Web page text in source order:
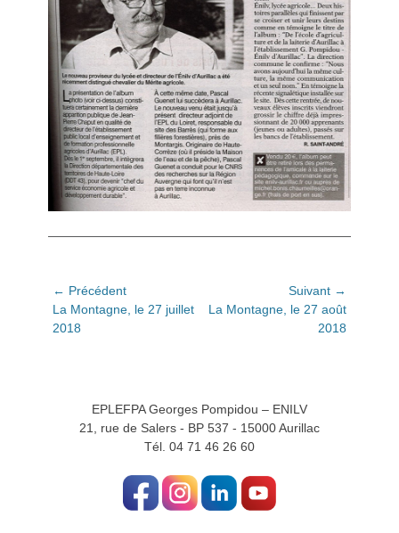
Navigation
de
l’article
← Précédent
Article
précédent:
La Montagne, le 27 juillet
2018
Suivant →
Article
La Montagne, le 27 août
2018
EPLEFPA Georges Pompidou – ENILV
21, rue de Salers - BP 537 - 15000 Aurillac
Tél. 04 71 46 26 60